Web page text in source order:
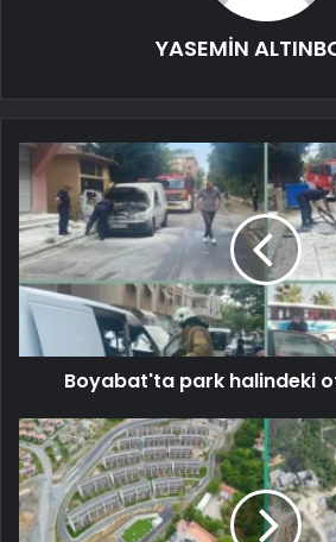
YASEMİN
Boyabat'ta park halindeki